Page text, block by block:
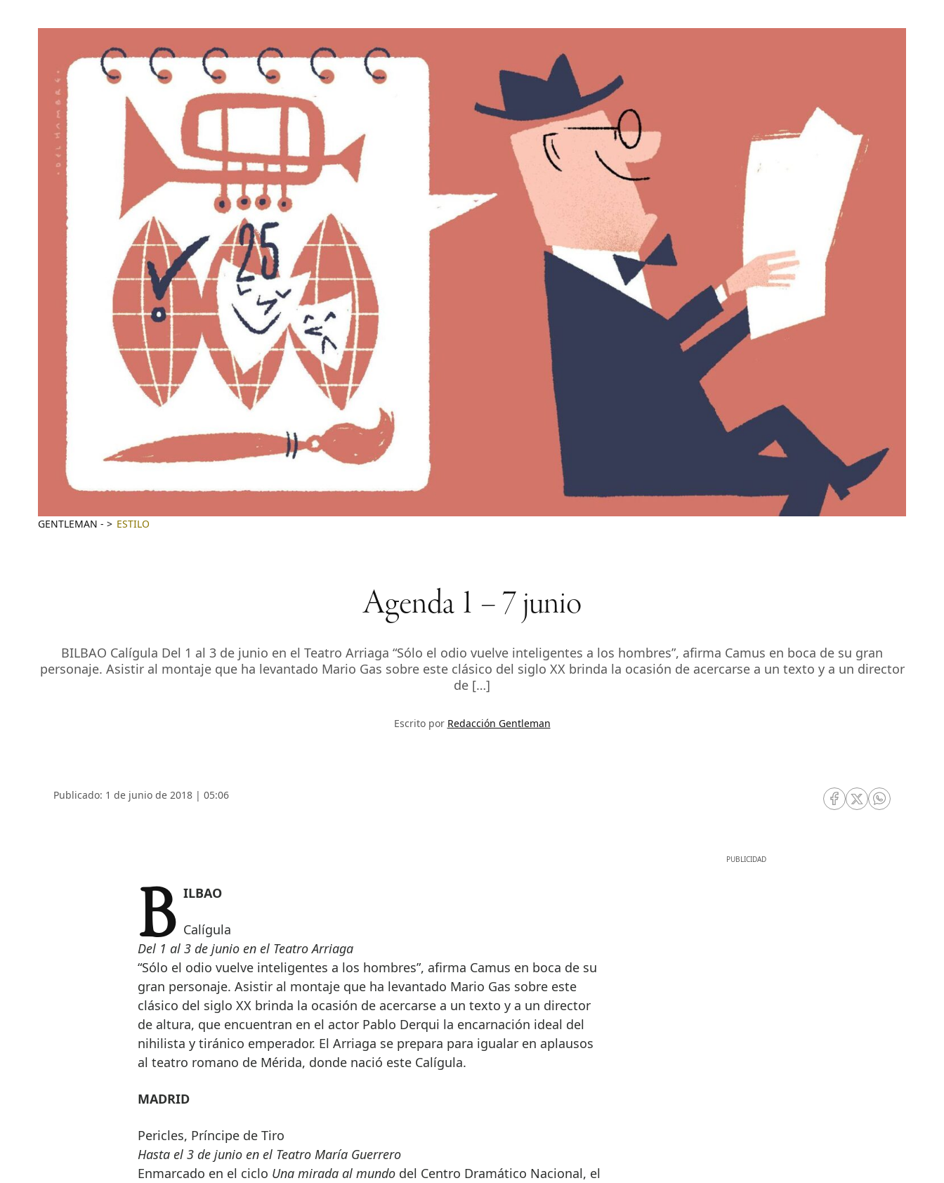
GENTLEMAN - ESTILO
Agenda 1 – 7 junio
BILBAO Calígula Del 1 al 3 de junio en el Teatro Arriaga “Sólo el odio vuelve inteligentes a los hombres”, afirma Camus en boca de su gran
personaje. Asistir al montaje que ha levantado Mario Gas sobre este clásico del siglo XX brinda la ocasión de acercarse a un texto y a un director
de […]
Escrito por Redacción Gentleman
Publicado: 1 de junio de 2018 | 05:06
RRSS Facebook
RRSS Twitter
RRSS
BILBAO
Calígula
Del 1 al 3 de junio en el Teatro Arriaga
“Sólo el odio vuelve inteligentes a los hombres”, afirma Camus en boca de su
gran personaje. Asistir al montaje que ha levantado Mario Gas sobre este
clásico del siglo XX brinda la ocasión de acercarse a un texto y a un director
de altura, que encuentran en el actor Pablo Derqui la encarnación ideal del
nihilista y tiránico emperador. El Arriaga se prepara para igualar en aplausos
al teatro romano de Mérida, donde nació este Calígula.
MADRID
Pericles, Príncipe de Tiro
Hasta el 3 de junio en el Teatro María Guerrero
Enmarcado en el ciclo Una mirada al mundodel Centro Dramático Nacional, el